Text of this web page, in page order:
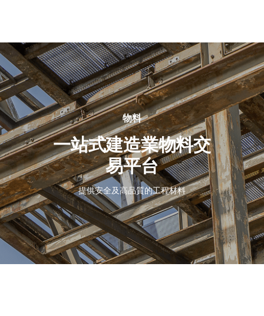
們
物料
一站式建造業物料交
易平台
提供安全及高品質的工程材料